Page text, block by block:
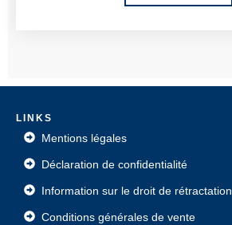
L INKS
Mentions légales
Déclaration de confidentialité
Information sur le droit de rétractation
Conditions générales de vente